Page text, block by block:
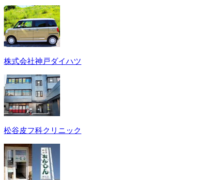
株式会社神戸ダイハツ
松谷皮フ科クリニック